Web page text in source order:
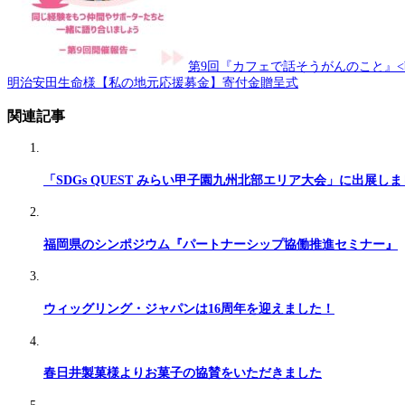
第9回『カフェで話そうがんのこと』
明治安田生命様【私の地元応援募金】寄付金贈呈式
関連記事
「SDGs QUEST みらい甲子園九州北部エリア大会」に出展しま
福岡県のシンポジウム『パートナーシップ協働推進セミナー』
ウィッグリング・ジャパンは16周年を迎えました！
春日井製菓様よりお菓子の協賛をいただきました